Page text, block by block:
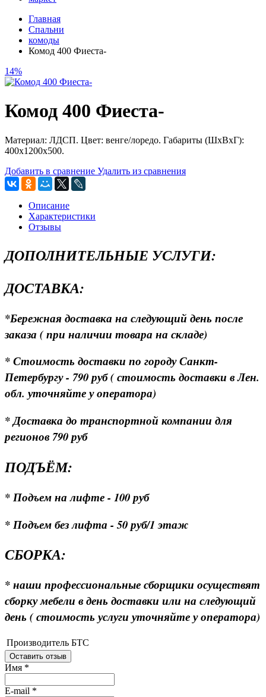
Главная
Спальни
комоды
Комод 400 Фиеста-
14%
Комод 400 Фиеста-
Материал: ЛДСП. Цвет: венге/лоредо. Габариты (ШхВхГ):
400х1200х500.
Добавить в сравнение Удалить из сравнения
Описание
Характеристики
Отзывы
ДОПОЛНИТЕЛЬНЫЕ УСЛУГИ:
ДОСТАВКА:
*Бережная доставка на следующий день после
заказа ( при наличии товара на складе)
* Стоимость доставки по городу Санкт-
Петербургу - 790 руб ( стоимость доставки в Лен.
обл. уточняйте у оператора)
* Доставка до транспортной компании для
регионов 790 руб
ПОДЪЁМ:
* Подъем на лифте - 100 руб
* Подъем без лифта - 50 руб/1 этаж
СБОРКА:
* наши профессиональные сборщики осуществят
сборку мебели в день доставки или на следующий
день ( стоимость услуги уточняйте у оператора)
Производитель БТС
Оставить отзыв
Имя *
E-mail *